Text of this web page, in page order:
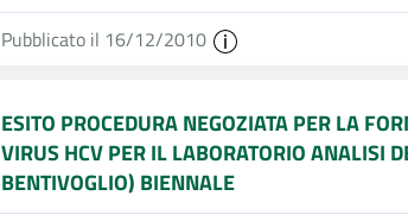
Pubblicato il 16/12/2010
ESITO PROCEDURA NEGOZIATA PER LA
VIRUS HCV PER IL LABORATORIO ANALISI
BENTIVOGLIO) BIENNALE